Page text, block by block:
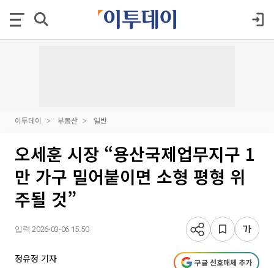
이투데이 부동산 일반
오세훈 시장 “용산국제업무지구 1
만 가구 밀어붙이면 소형 평형 위
주될 것”
입력 2026-03-06 15:50
정유정 기자 구글 선호매체 추가